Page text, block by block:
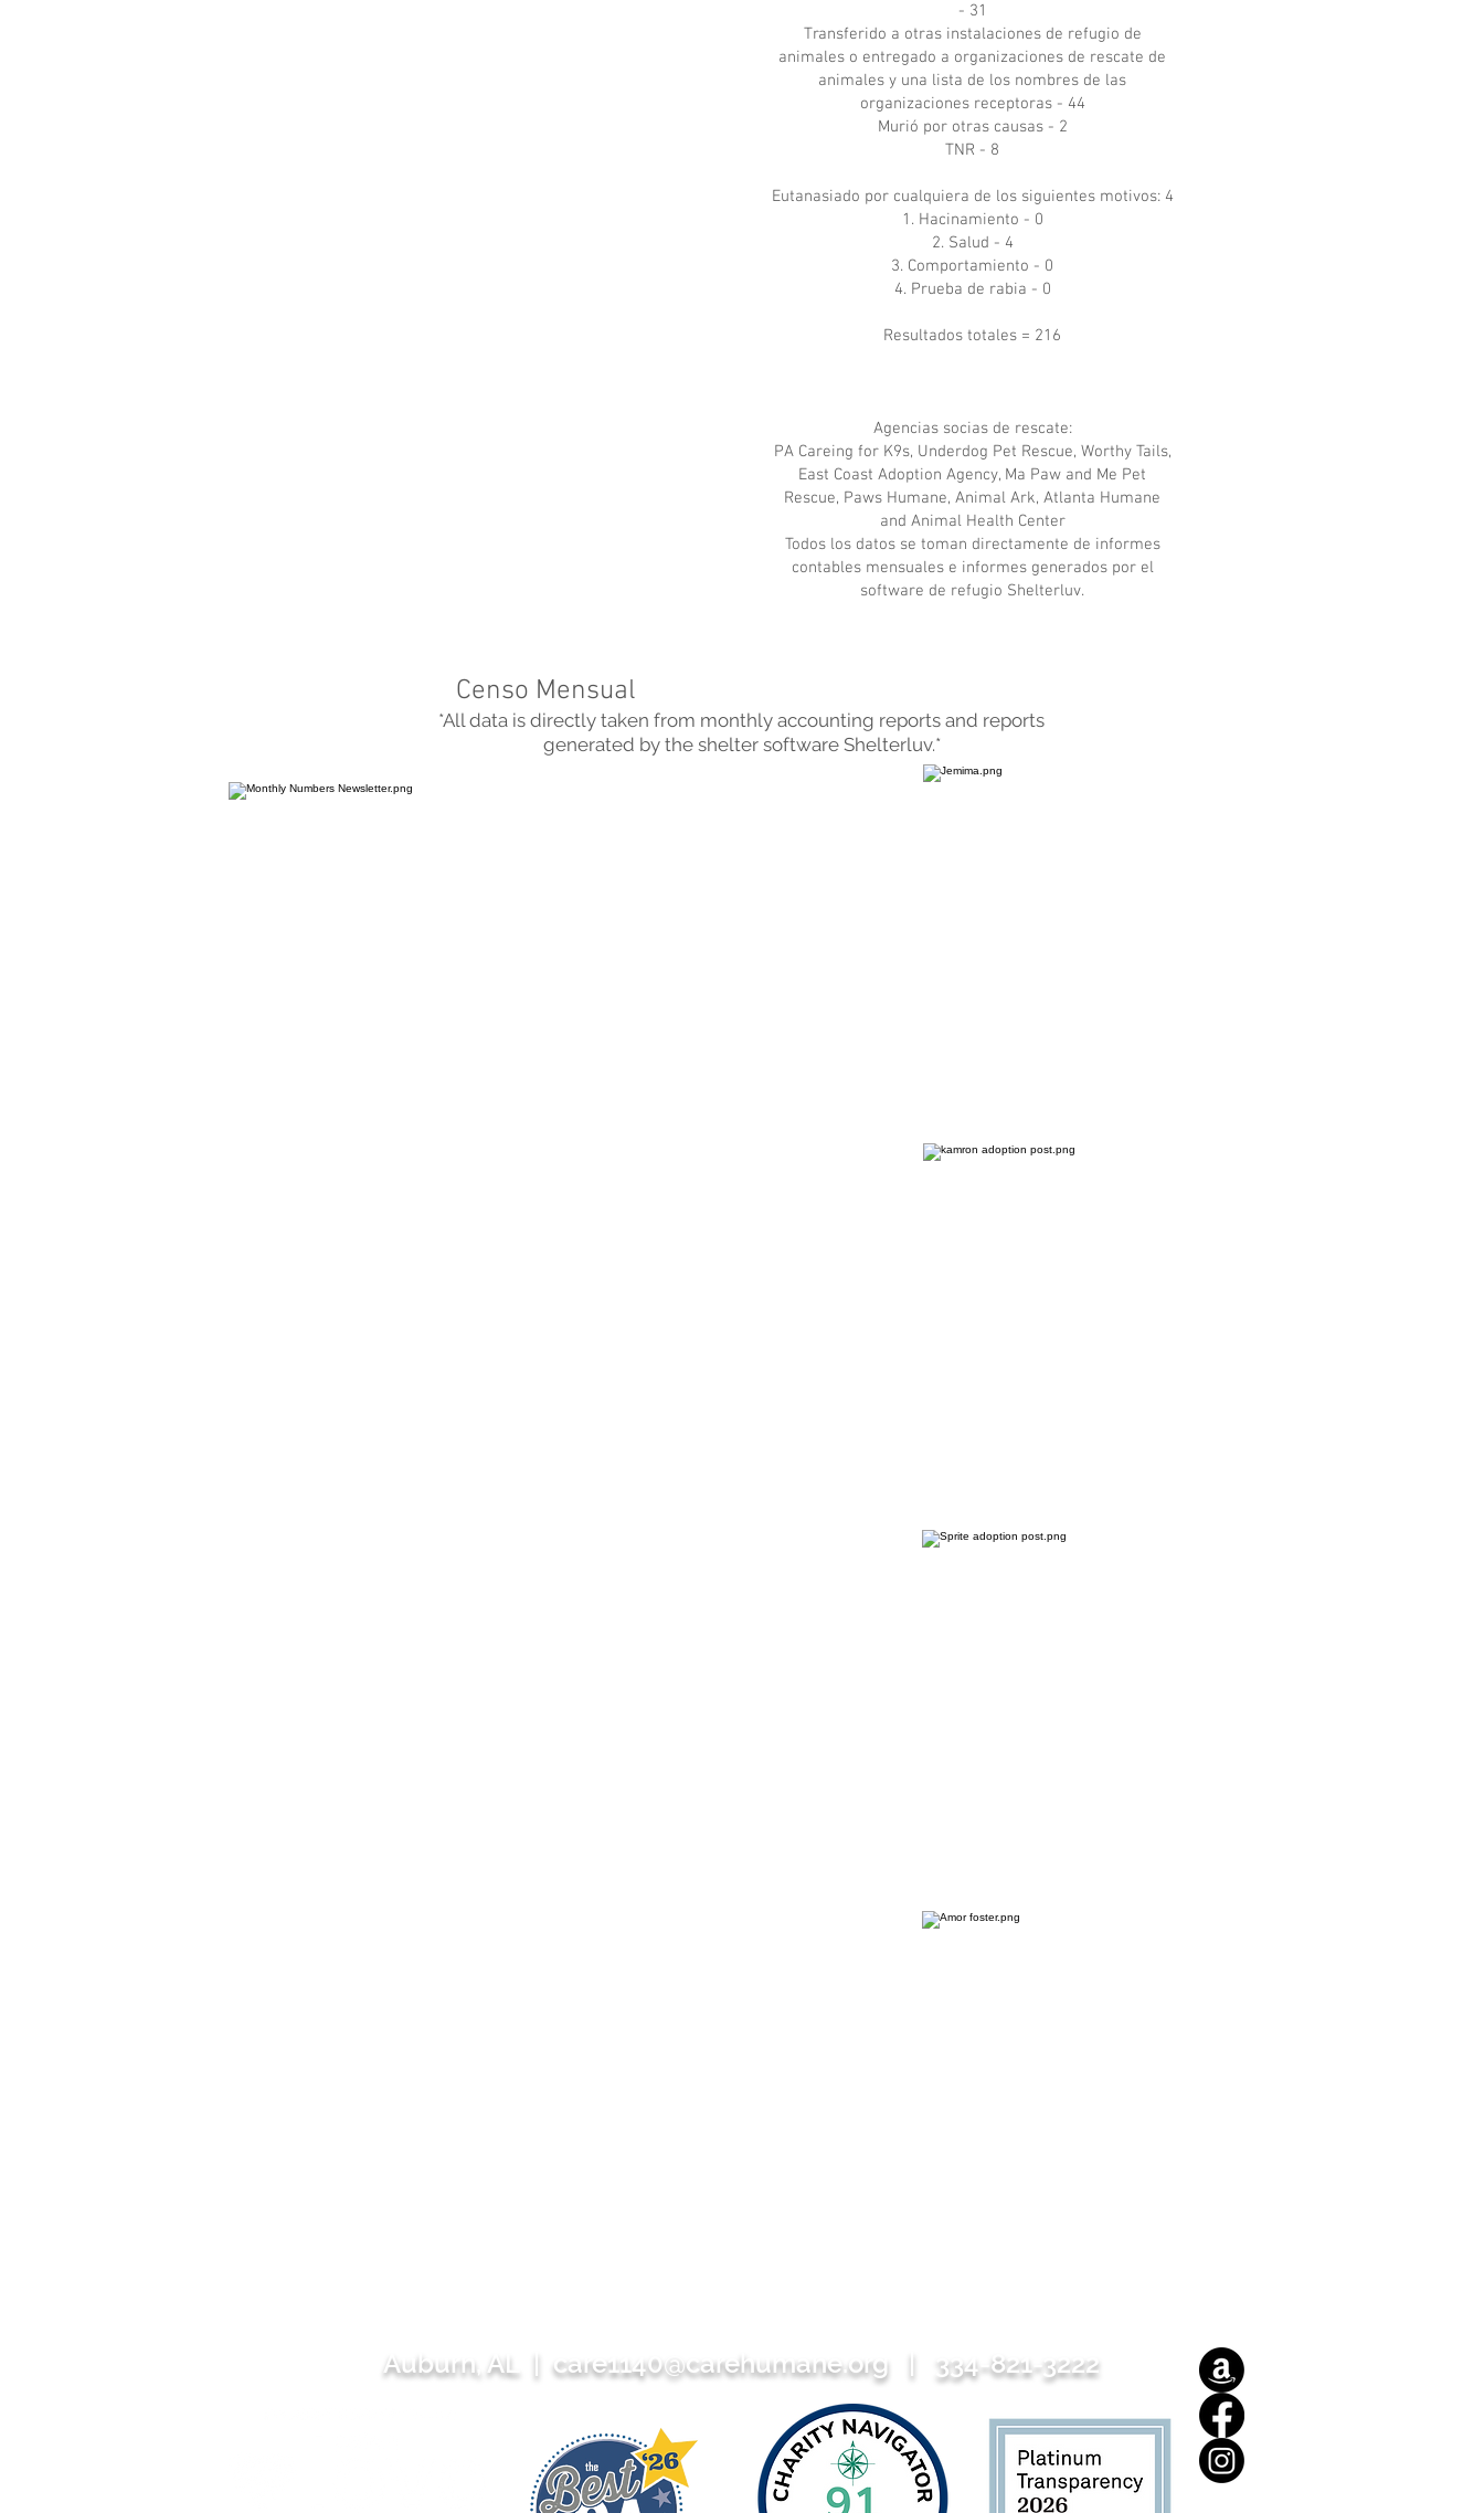
- 31
Transferido a otras instalaciones de refugio de
animales o entregado a organizaciones de rescate de
animales y una lista de los nombres de las
organizaciones receptoras - 44
Murió por otras causas - 2
TNR - 8
Eutanasiado por cualquiera de los siguientes motivos: 4
1. Hacinamiento - 0
2. Salud - 4
3. Comportamiento - 0
4. Prueba de rabia - 0
Resultados totales = 216
Agencias socias de rescate:
PA Careing for K9s, Underdog Pet Rescue, Worthy Tails,
East Coast Adoption Agency, Ma Paw and Me Pet
Rescue, Paws Humane, Animal Ark, Atlanta Humane
and Animal Health Center
Todos los datos se toman directamente de informes
contables mensuales e informes generados por el
software de refugio Shelterluv.
Censo Mensual
*All data is directly taken from monthly accounting reports and reports
generated by the shelter software Shelterluv.*
Auburn, AL | care1140@carehumane.org | 334-821-3222